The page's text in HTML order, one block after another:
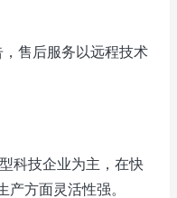
售后服务以远程技术
科技企业为主，在快
方面灵活性强。